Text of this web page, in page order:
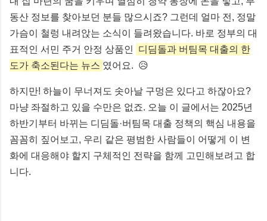
동산 정보를 찾아보던 분들 많으시죠? 그런데 얼마 전, 정말
가슴이 철렁 내려앉는 소식이 들려왔습니다. 바로 정부의 대
표적인 서민 주거 안정 상품인
디딤돌과 버팀목 대출의 한
도가 축소된다는 뉴스 였어요. 😥
하지만! 하늘이 무너져도 솟아날 구멍은 있다고 하잖아요?
마냥 좌절하고 있을 수만은 없죠. 오늘 이 글에서는 2025년
하반기부터 바뀌는 디딤돌·버팀목 대출 정책의 핵심 내용을
꼼꼼히 짚어보고, 우리 같은 평범한 사람들이 어떻게 이 변
화에 대응해야 할지 구체적인 전략을 함께 고민해보려고 합
니다.